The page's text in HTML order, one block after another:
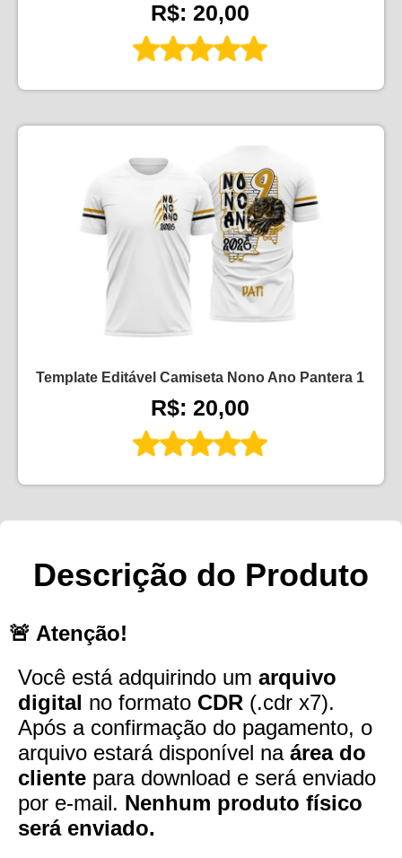
R$: 20,00
Template Editável Camiseta Nono Ano Pantera 1
R$: 20,00
Descrição do Produto
🚨 Atenção!
Você está adquirindo um arquivo
digital no formato CDR (.cdr x7).
Após a confirmação do pagamento, o
arquivo estará disponível na área do
cliente para download e será enviado
por e-mail. Nenhum produto físico
será enviado.